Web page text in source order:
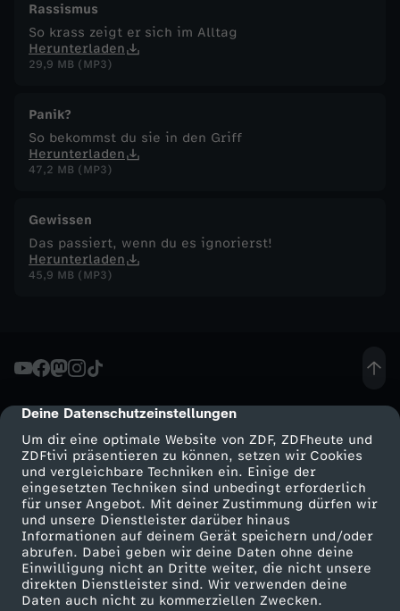
cmp-dialog-description
Deine Datenschutzeinstellungen
Um dir eine optimale Website von ZDF, ZDFheute und
ZDFtivi präsentieren zu können, setzen wir Cookies
und vergleichbare Techniken ein. Einige der
eingesetzten Techniken sind unbedingt erforderlich
für unser Angebot. Mit deiner Zustimmung dürfen wir
und unsere Dienstleister darüber hinaus
Informationen auf deinem Gerät speichern und/oder
abrufen. Dabei geben wir deine Daten ohne deine
Einwilligung nicht an Dritte weiter, die nicht unsere
direkten Dienstleister sind. Wir verwenden deine
Daten auch nicht zu kommerziellen Zwecken.
Rassismus
So krass zeigt er sich im Alltag
Herunterladen
29,9 MB (MP3)
Panik?
So bekommst du sie in den Griff
Herunterladen
47,2 MB (MP3)
Gewissen
Das passiert, wenn du es ignorierst!
Herunterladen
45,9 MB (MP3)
Mehr ZDF
ZDF-Apps
Smart TV
ZDFtext
Service
ZDFmitreden
Kontakt zum ZDF
Tickets